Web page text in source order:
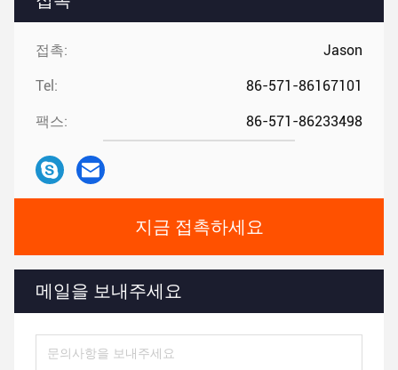
접촉: Jason
Tel: 86-571-86167101
팩스: 86-571-86233498
지금 접촉하세요
메일을 보내주세요